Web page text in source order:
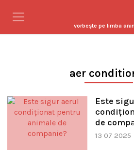
vorbeşte pe limba
aer
Este
de
13 07 2025